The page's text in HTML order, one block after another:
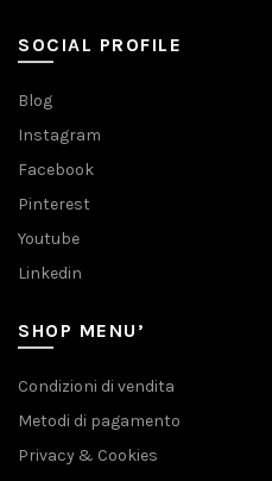
SOCIAL PROFILE
Blog
Instagram
Facebook
Pinterest
Youtube
Linkedin
SHOP MENU’
Condizioni di vendita
Metodi di pagamento
Privacy & Cookies